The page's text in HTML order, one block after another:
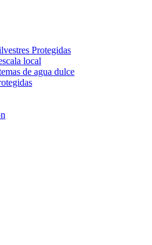
Protegidas
local
de agua dulce